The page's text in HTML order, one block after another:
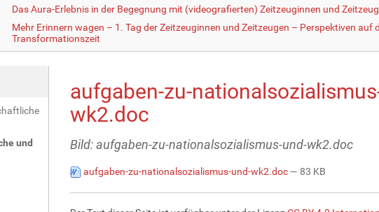
Das Aura-Erlebnis in der Begegnung mit (videografierten) Zeitzeuginnen und
Mehr Erinnern wagen – 1. Tag der Zeitzeuginnen und Zeitzeugen – Perspektiven auf
Transformationszeit
und
aufgaben-zu-
wk2.doc
Bild: aufgaben-zu-nationalsozialismus-und-wk2.doc
aufgaben-zu-nationalsozialismus-und-wk2.doc— 83 KB